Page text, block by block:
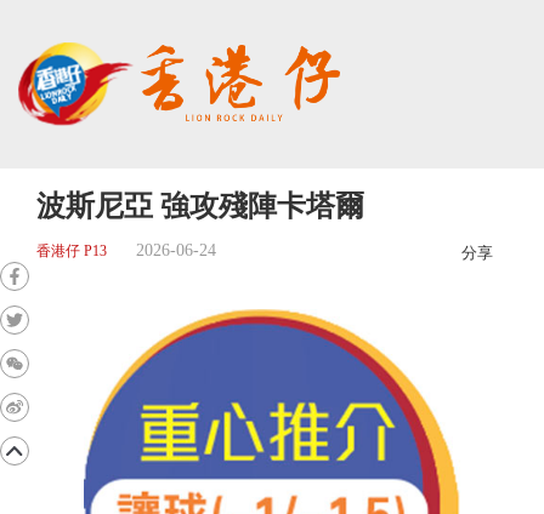
波斯尼亞 強攻殘陣卡塔爾
香港仔 P13 2026-06-24 分享